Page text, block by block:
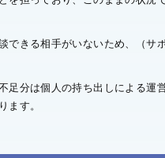
きる相手がいないため、（
足分は個人の持ち出しによる
ます。